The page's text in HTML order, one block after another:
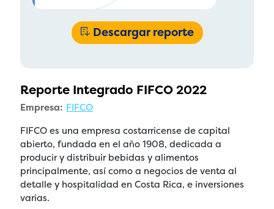
Descargar reporte
Reporte Integrado FIFCO 2022
Empresa: FIFCO
FIFCO es una empresa costarricense de capital
abierto, fundada en el año 1908, dedicada a
producir y distribuir bebidas y alimentos
principalmente, así como a negocios de venta al
detalle y hospitalidad en Costa Rica, e inversiones
varias.